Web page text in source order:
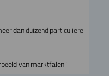
dan duizend particuliere
van marktfalen”